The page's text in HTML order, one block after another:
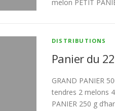
melon PETIT
DISTRIBUTIONS
Panier du
GRAND PANIER
tendres 2 melons
PANIER 250 g